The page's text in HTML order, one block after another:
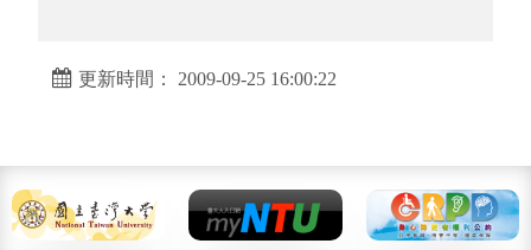
更新時間： 2009-09-25 16:00:22